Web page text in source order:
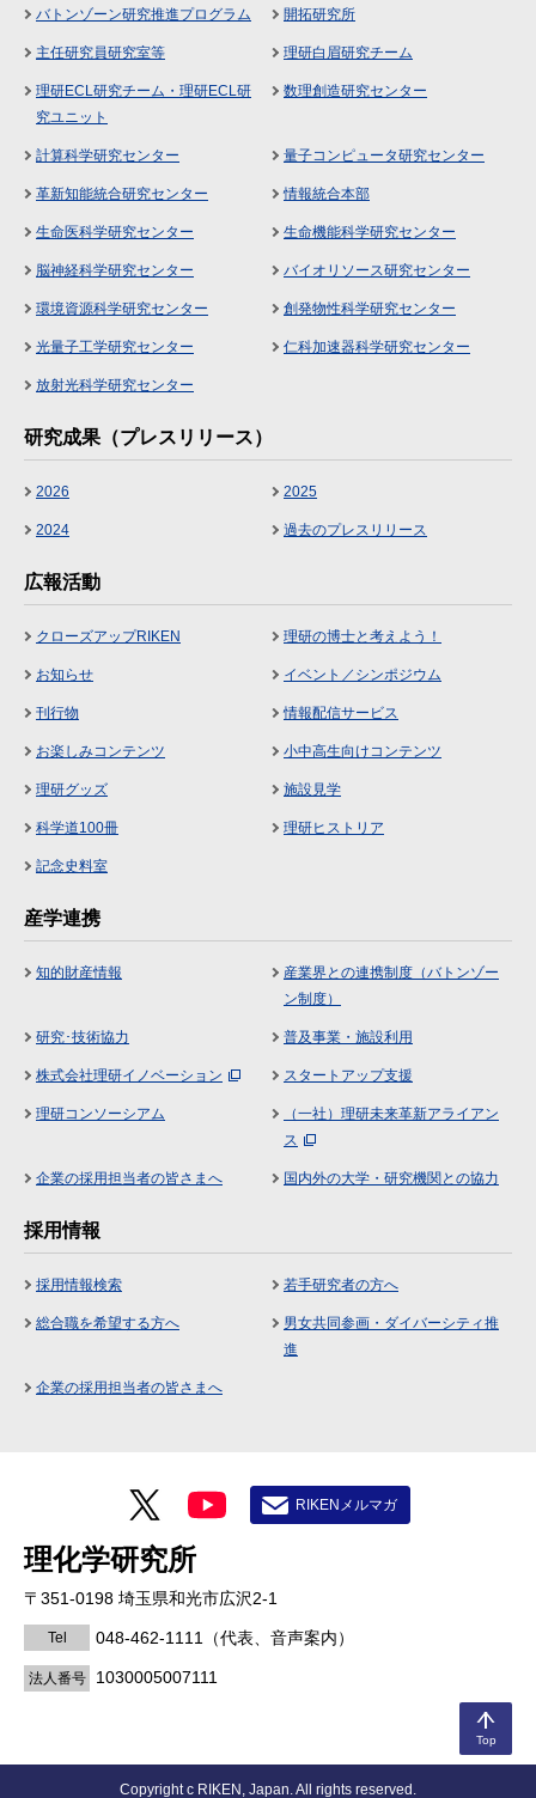
Top
バトンゾーン研究推進プログラム 開拓研究所
主任研究員研究室等 理研白眉研究チーム
理研ECL研究チーム・理研ECL研
究ユニット
数理創造研究センター
計算科学研究センター 量子コンピュータ研究センター
革新知能統合研究センター 情報統合本部
生命医科学研究センター 生命機能科学研究センター
脳神経科学研究センター バイオリソース研究センター
環境資源科学研究センター 創発物性科学研究センター
光量子工学研究センター 仁科加速器科学研究センター
放射光科学研究センター
研究成果（プレスリリース）
2026 2025
2024 過去のプレスリリース
広報活動
クローズアップRIKEN 理研の博士と考えよう！
お知らせ イベント／シンポジウム
刊行物 情報配信サービス
お楽しみコンテンツ 小中高生向けコンテンツ
理研グッズ 施設見学
科学道100冊 理研ヒストリア
記念史料室
産学連携
知的財産情報
産業界との連携制度（バトンゾー
ン制度）
研究･技術協力 普及事業・施設利用
株式会社理研イノベーション スタートアップ支援
理研コンソーシアム
（一社）理研未来革新アライアン
ス
企業の採用担当者の皆さまへ 国内外の大学・研究機関との協力
採用情報
採用情報検索 若手研究者の方へ
総合職を希望する方へ
男女共同参画・ダイバーシティ推
進
企業の採用担当者の皆さまへ
理化学研究所
〒351-0198 埼玉県和光市広沢2-1
Tel 048-462-1111 （代表、音声案内）
法人番号 1030005007111
RIKENメルマガ
Copyright c RIKEN, Japan. All rights reserved.